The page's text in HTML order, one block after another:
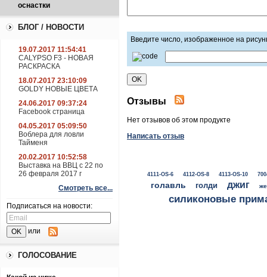
оснастки
БЛОГ / НОВОСТИ
19.07.2017 11:54:41
CALYPSO F3 - НОВАЯ
РАСКРАСКА
18.07.2017 23:10:09
GOLDY НОВЫЕ ЦВЕТА
24.06.2017 09:37:24
Facebook страница
04.05.2017 05:09:50
Воблера для ловли
Тайменя
20.02.2017 10:52:58
Выставка на ВВЦ с 22 по
26 февраля 2017 г
Смотреть все...
Подписаться на новости:
или
ГОЛОСОВАНИЕ
Введите число, изображенное на
Отзывы
Нет отзывов об этом продукте
Написать отзыв
4111-OS-6 4112-OS-8 4113-OS-10
голавль голди джиг
силиконовые